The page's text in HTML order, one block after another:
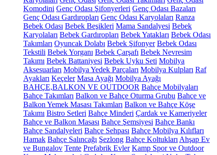
Komodini Genç Odası Şifonyerleri Genç Odası Bazaları
Genç Odası Gardıropları Genç Odası Karyolaları Ranza
Bebek Odası Bebek Beşikleri Mama Sandalyesi Bebek
Karyolaları Bebek Gardıropları Bebek Yatakları Bebek Odası
Takımları Oyuncak Dolabı Bebek Şifonyer Bebek Odası
Tekstili Bebek Yorganı Bebek Çarşafı Bebek Nevresim
Takımı Bebek Battaniyesi Bebek Uyku Seti Mobilya
Aksesuarları Mobilya Yedek Parçaları Mobilya Kulpları Raf
Ayakları Keçeler Masa Ayağı Mobilya Ayağı
BAHÇE,BALKON VE OUTDOOR Bahçe Mobilyaları
Bahçe Takımları Balkon ve Bahçe Oturma Grubu Bahçe ve
Balkon Yemek Masası Takımları Balkon ve Bahçe Köşe
Takımı Bistro Setleri Bahçe Minderi Çardak ve Kameriyeler
Bahçe ve Balkon Masası Bahçe Şemsiyesi Bahçe Bankı
Bahçe Sandalyeleri Bahçe Sehpası Bahçe Mobilya Kılıfları
Hamak Bahçe Salıncağı Şezlong Bahçe Koltukları Ahşap Ev
ve Bungalov Tente Prefabrik Evler Kamp Spor ve Outdoor